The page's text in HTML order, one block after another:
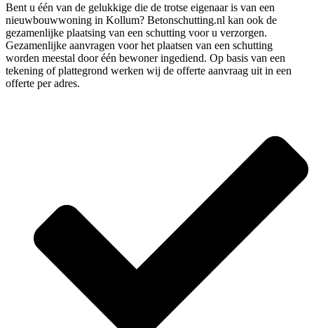
Bent u één van de gelukkige die de trotse eigenaar is van een
nieuwbouwwoning in Kollum? Betonschutting.nl kan ook de
gezamenlijke plaatsing van een schutting voor u verzorgen.
Gezamenlijke aanvragen voor het plaatsen van een schutting
worden meestal door één bewoner ingediend. Op basis van een
tekening of plattegrond werken wij de offerte aanvraag uit in een
offerte per adres.